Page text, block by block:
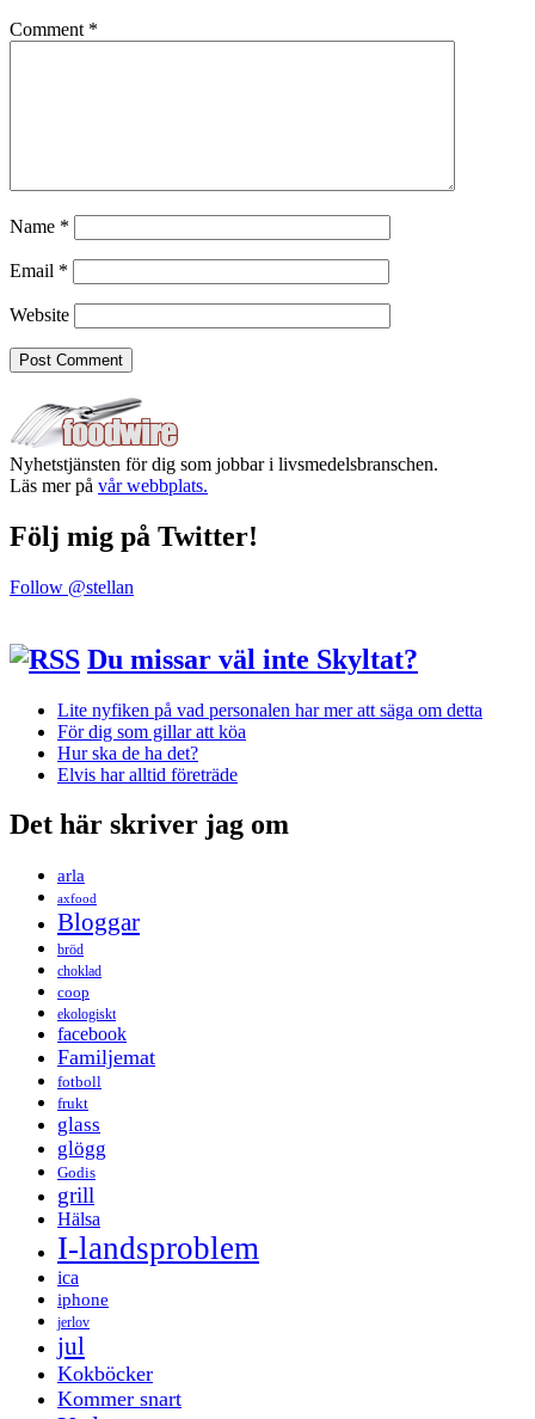
Comment *
Name *
Email *
Website
Nyhetstjänsten för dig som jobbar i livsmedelsbranschen.
Läs mer på vår webbplats.
Följ mig på Twitter!
Follow @stellan
Du missar väl inte Skyltat?
Lite nyfiken på vad personalen har mer att säga om detta
För dig som gillar att köa
Hur ska de ha det?
Elvis har alltid företräde
Det här skriver jag om
arla
axfood
Bloggar
bröd
choklad
coop
ekologiskt
facebook
Familjemat
fotboll
frukt
glass
glögg
Godis
grill
Hälsa
I-landsproblem
ica
iphone
jerlov
jul
Kokböcker
Kommer snart